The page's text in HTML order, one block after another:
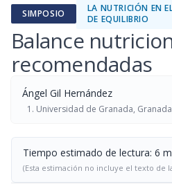
SIMPOSIO
LA NUTRICIÓN EN
DE EQUILIBRIO
Balance
recomendadas
Ángel Gil Hernández
Universidad de Granada,
Tiempo estimado de lectura: 6
(Esta estimación no incluye el texto de